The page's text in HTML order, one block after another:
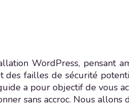
WordPress, pensant
failles de sécurité
a pour objectif de vous
sans accroc. Nous